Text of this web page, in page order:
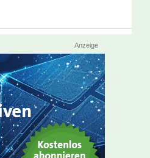
Anzeige